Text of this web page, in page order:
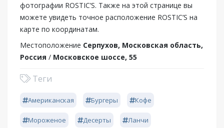
фотографии ROSTIC’S. Также на этой странице вы
можете увидеть точное расположение ROSTIC’S на
карте по координатам.
Местоположение Серпухов, Московская область,
Россия / Московское шоссе, 55
Теги
Американская Бургеры Кофе
Мороженое Десерты Ланчи